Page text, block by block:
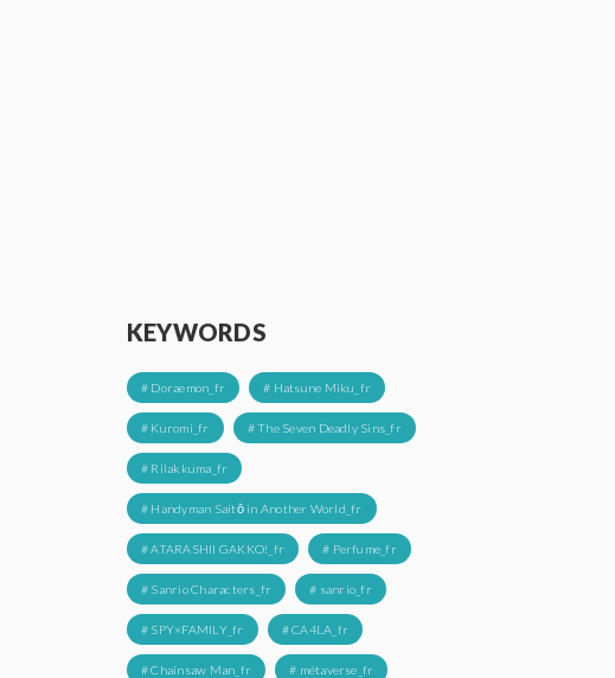
KEYWORDS
# Doraemon_fr # Hatsune Miku_fr
# Kuromi_fr # The Seven Deadly Sins_fr
# Rilakkuma_fr
# Handyman Saitō in Another World_fr
# ATARASHII GAKKO!_fr # Perfume_fr
# Sanrio Characters_fr # sanrio_fr
# SPY×FAMILY_fr # CA4LA_fr
# Chainsaw Man_fr # métaverse_fr